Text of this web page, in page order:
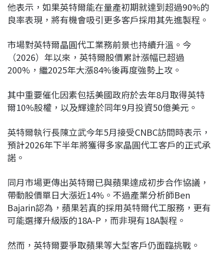
他表示，如果英特爾能在量產初期就達到超過90%的
良率表現，將有機會吸引更多客戶採用其先進製程。
市場對英特爾晶圓代工業務前景也持續升溫。今
（2026）年以來，英特爾股價累計漲幅已超過
200%，繼2025年大漲84%後再度強勢上攻。
其中重要催化因素包括美國政府於去年8月取得英特
爾10%股權，以及輝達於同年9月投資50億美元。
英特爾執行長陳立武今年5月接受CNBC訪問時表示，
預計2026年下半年將獲得多家晶圓代工客戶的正式承
諾。
同月市場更傳出英特爾已與蘋果達成初步合作協議，
帶動股價單日大漲近14%。不過產業分析師Ben
Bajarin認為，蘋果若真的採用英特爾代工服務，更有
可能選擇升級版的18A-P，而非現有18A製程。
然而，英特爾要爭取蘋果等大型客戶仍面臨挑戰。